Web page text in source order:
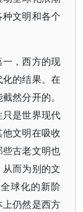
文明和各个
，西方的现
的结果。在
然分开的。
是世界现代
文明在吸收
古老文明也
而为别的文
球化的新阶
仍然是西方